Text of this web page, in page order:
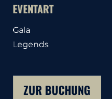
EVENTART
Gala
Legends
ZUR BUCHUNG